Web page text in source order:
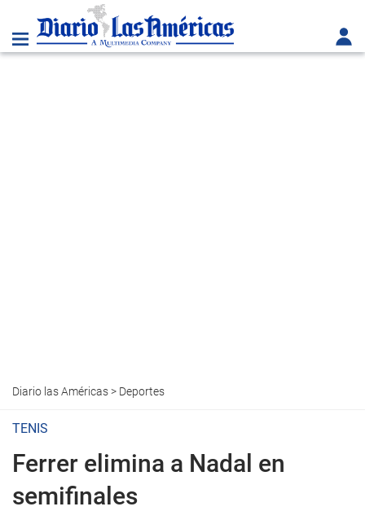
Diario las Américas> Deportes
TENIS
Ferrer elimina a Nadal en
semifinales